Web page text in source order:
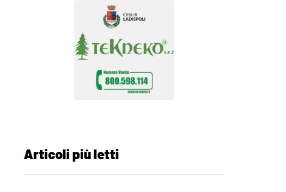
Articoli più letti